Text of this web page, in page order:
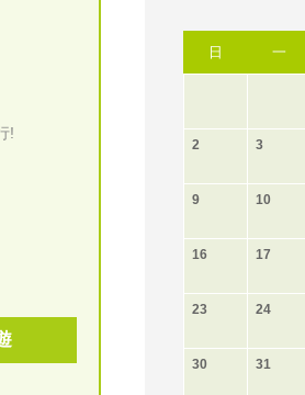
!
日 一
2 3
9 10
16 17
23 24
30 31